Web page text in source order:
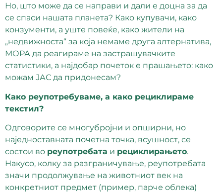
Но, што може да се направи и дали е доцна за да
се спаси нашата планета? Како купувачи, како
конзументи, а уште повеќе, како жители на
„недвижноста“ за која немаме друга алтернатива,
МОРА да реагираме на застрашувачките
статистики, а најдобар почеток е прашањето: како
можам ЈАС да придонесам?
Како реупотребуваме, а како рециклираме
текстил?
Одговорите се многубројни и опширни, но
наједноставната почетна точка, всушност, се
состои во реупотребата и рециклирањето.
Накусо, колку за разграничување, реупотребата
значи продолжување на животниот век на
конкретниот предмет (пример, парче облека)